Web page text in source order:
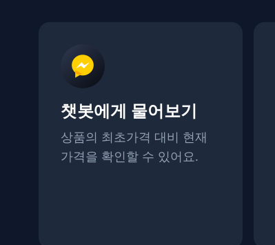
챗봇에게 물어보기
상품의 최초가격 대비 현재
가격을 확인할 수 있어요.